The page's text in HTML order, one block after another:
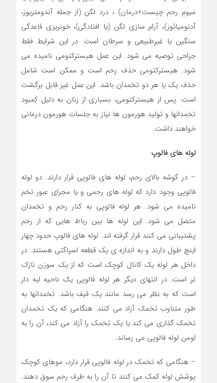
میوم رحم چیست+درمان) ، درد لگن (از جمله آندومتریوز،
آدنومیائوز)، آرام سازی لگن (یا افتادگی)، خونریزی قاعدگی
سنگین یا غیرطبیعی و سرطان است. در این شرایط فقط
جراحی توصیه می شود. این عمل هیسترکتومی نامیده می
شود. هیسترکتومی حذف رحم است و ممکن است شامل
حذف یک یا هر دو تخمدان باشد. این عمل غیر قابل برگشت
است. پس از هیسترکتومی، بسیاری از زنان به دلیل کمبود
تخمدانها و تولید هورمون ها نیاز به جلسات هورمون درمانی
خواهند داشت.
لوله های فالوپ
– در گوشه بالای رحم، لوله های فالوپی قرار دارند. دو لوله
فالوپی وجود دارد که لوله های رحمی و یا مجرای عبور تخم
نامیده می شود. هر لوله فالوپی به کنار رحم و تخمدان
متصل می شود. این لوله ها بین رباط هایی که از رحم
پشتیبانی می کنند قرار گرفته اند. لوله های فالوپ حدود چهار
اینچ طول دارند و به اندازه ی یک قطعه اسپاگتی هستند. در
داخل هر لوله یک کانال کوچک است که از یک سوزن نازک
تر است. در انتهای دیگر هر لوله فالوپی یک ناحیه لبه دار
است که به نظر می رسد مانند یک قیف باشد. تخمدانها به
طور متناوب تخمک آزاد می کنند. هنگامی که یک تخمدان
تخمک گذاری می کند یا یک تخمک را آزاد می کند، آن را به
لومن لوله فالوپی می رساند.
– هنگامی که تخمک در لوله فالوپی قرار دارد، موهای کوچک
پوشش لوله کمک می کنند تا آن را به طرف رحم سوق دهند.